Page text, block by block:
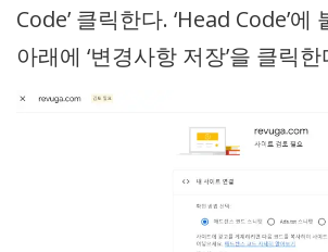
Code’ 클릭한다. ‘Head Code’에
아래에 ‘변경사항 저장’을 클릭한